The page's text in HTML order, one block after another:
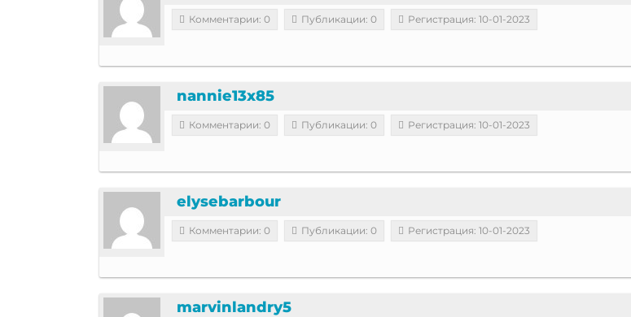
Комментарии: 0 Публикации: 0 Регистрация: 10-01-2023
nannie13x85
Комментарии: 0 Публикации: 0 Регистрация: 10-01-2023
elysebarbour
Комментарии: 0 Публикации: 0 Регистрация: 10-01-2023
marvinlandry5